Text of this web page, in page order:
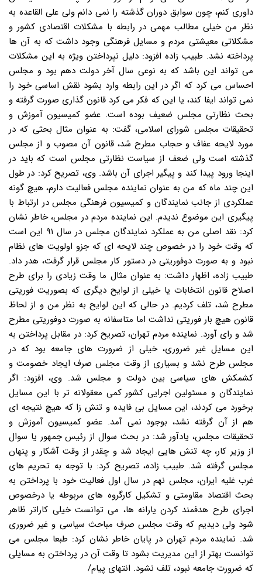
داوری کنم، چون سوابق دوران گذشته را نمی دانم ولی علی القاعده به
نظر من خیلی مطالب مهمی در رابطه با مشکلات اقتصادی کشور و
مشکلاتی معیشتی مردم و مسایل فرهنگی وجود داشت که به آن ها
پرداخته نشد. طبیب زاده افزود: دلیل نپرداختن ویژه به این مشکلات
می تواند این باشد که به نوعی سال آخر دولت دهم بود و مجلس
احساس می کرد که اگر در این رابطه وارد بشود نقش اساسی خود را
نمی تواند ایفا کند، یا این که فکر می کرد قانون گذاری صورت گرفته و
بحث نظارتی مجلس ضعیف بوده است. عضو کمیسیون آموزش و
تحقیقات مجلس شورای اسلامی، گفت: به عنوان مثال بحثی که در
مورد لایحه عفاف و حجاب مطرح شد، قانون آن مصوب و از مجلس
گذشته است ولی ضعف از سیاست نظارتی مجلس است که باید در
اینجا ورود پیدا کند و پیگیر اجرای آن باشد. وی، تصریح کرد: در طول
این چند ماه که من به عنوان نماینده مجلس فعالیت دارم، هیچ گونه
عملکردی از جانب نمایندگان و کمیسیون فرهنگی مجلس در ارتباط با
پیگیری این موضوع ندیدم. این نماینده مردم در مجلس، خاطر نشان
کرد: نقد اصلی من به عملکرد نمایندگان مجلس در سال ۹۱ این است
که وقت خود را در خصوص چند لایحه ای که جزو اولویت های نظام
نبود و به صورت دوفوریتی در دستور کار مجلس قرار گرفت، هدر داد.
طبیب زاده، اظهار داشت: به عنوان مثال ما وقت زیادی را برای طرح
اصلاح قانون انتخابات یا خیلی از لوایح دیگری که بصوریت فوریتی
مطرح شد، تلف کردیم. در حالی که این لوایح به نظر من و از لحاظ
قانون هیچ بار فوریتی نداشت اما متاسفانه به صورت دوفوریتی مطرح
شد و رای آورد. نماینده مردم تهران، تصریح کرد: در مقابل پرداختن به
این مسایل غیر ضروری، خیلی از ضرورت های جامعه بود که در
مجلس طرح نشد و بسیاری از وقت مجلس صرف ایجاد خصومت و
کشمکش های سیاسی بین دولت و مجلس شد. وی، افزود: اگر
نمایندگان و مسئولین اجرایی کشور کمی معقولانه تر با این مسایل
برخورد می کردند، این مسایل بی فایده و تنش زا که هیچ نتیجه ای
هم از آن گرفته نشد، بوجود نمی آمد. عضو کمیسیون آموزش و
تحقیقات مجلس، یادآور شد: در بحث سوال از رئیس جمهور یا سوال
از وزیر کار، چه تنش هایی ایجاد شد و چقدر از وقت آشکار و پنهان
مجلس گرفته شد. طبیب زاده، تصریح کرد: با توجه به تحریم های
غرب غلیه ایران، مجلس نهم در سال اول فعالیت خود با پرداختن به
بحث اقتصاد مقاومتی و تشکیل کارگروه های مربوطه یا درخصوص
اجرای طرح هدفمند کردن یارانه ها، می توانست خیلی کاراتر ظاهر
شود ولی دیدیم که وقت مجلس صرف مباحث سیاسی و غیر ضروری
شد. نماینده مردم تهران در پایان خاطر نشان کرد: طبعا مجلس می
توانست بهتر از این مدیریت بشود تا وقت آن در پرداختن به مسایلی
که ضرورت جامعه نبود، تلف نشود. انتهای پیام/